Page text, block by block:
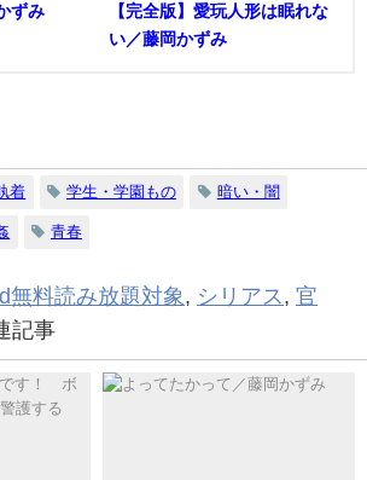
ずみ
【完全版】愛玩人形は眠れな
い／藤岡かずみ
着 学生・学園もの 暗い・闇
青春
無料読み放題対象 , シリアス , 官
記事